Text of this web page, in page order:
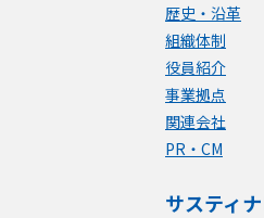
歴史・沿革
組織体制
役員紹介
事業拠点
関連会社
PR・CM
サスティ